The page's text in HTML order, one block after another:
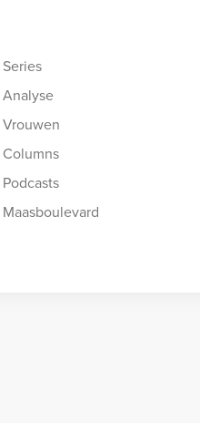
Series
Analyse
Vrouwen
Columns
Podcasts
Maasboulevard